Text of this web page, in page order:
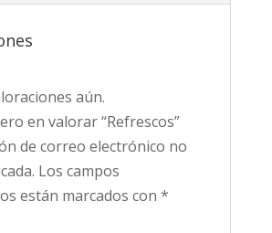
aún.
en valorar “Refrescos”
de correo electrónico no
Los campos
están marcados con *